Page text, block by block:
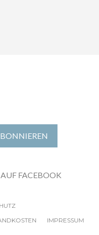
FACEBOOK
IMPRESSUM